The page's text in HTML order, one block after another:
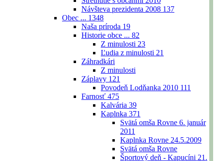
Návšteva prezidenta 2008 137
Obec ... 1348
Naša príroda 19
Historie obce ... 82
Z minulosti 23
Ľudia z minulosti 21
Záhradkári
Z minulosti
Záplavy 121
Povodeň Lodňanka 2010 111
Farnosť 475
Kalvária 39
Kaplnka 371
Svätá omša Rovne 6. január
2011
Kaplnka Rovne 24.5.2009
Svätá omša Rovne
Športový deň - Kapucíni 21.